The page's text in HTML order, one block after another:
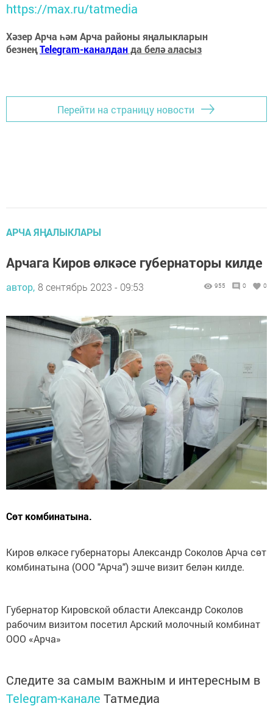
https://max.ru/tatmedia
Хәзер Арча һәм Арча районы яңалыкларын
безнеңTelegram-каналданда белә аласыз
Перейти на страницу новости
АРЧА ЯҢАЛЫКЛАРЫ
Арчага Киров өлкәсе губернаторы килде
автор, 8 сентябрь 2023 - 09:53 955 0 0
Сөт комбинатына.
Киров өлкәсе губернаторы Александр Соколов Арча сөт
комбинатына (ООО "Арча") эшче визит белән килде.
Губернатор Кировской области Александр Соколов
рабочим визитом посетил Арский молочный комбинат
ООО «Арча»
Следите за самым важным и интересным в
Telegram-канале Татмедиа